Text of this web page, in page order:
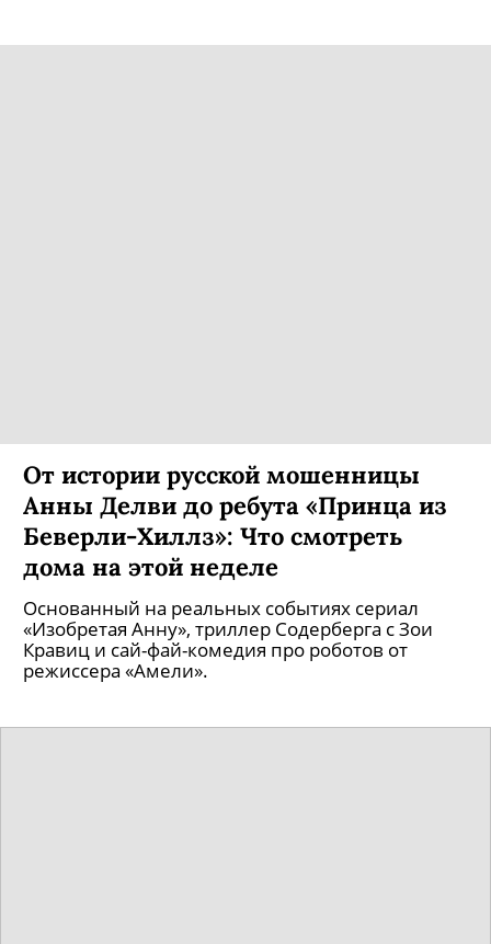
От истории русской мошенницы
Анны Делви до ребута «Принца из
Беверли-Хиллз»: Что смотреть
дома на этой неделе
Основанный на реальных событиях сериал
«Изобретая Анну», триллер Содерберга с Зои
Кравиц и сай-фай-комедия про роботов от